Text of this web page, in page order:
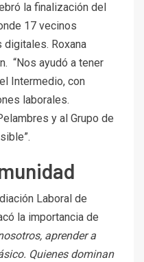
la finalización del
17 vecinos
Roxana
“Nos ayudó a tener
Intermedio, con
laborales.
y al Grupo de
Laboral de
la importancia de
aprender a
Quienes dominan